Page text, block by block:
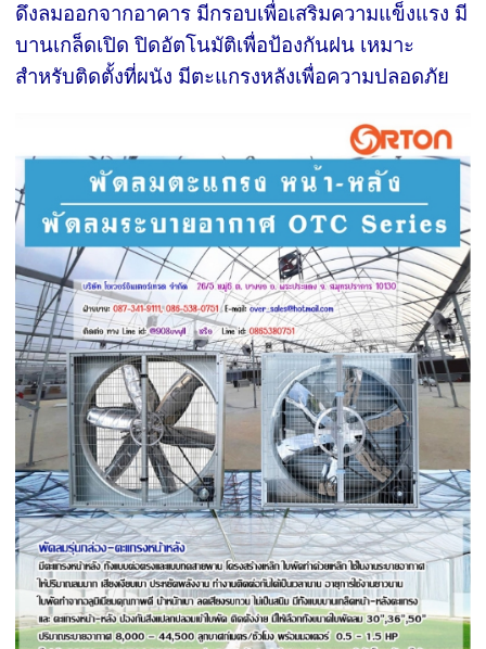
ดึงลมออกจากอาคาร มีกรอบเพื่อเสริมความแข็งแรง มี
บานเกล็ดเปิด ปิดอัตโนมัติเพื่อป้องกันฝน เหมาะ
สำหรับติดตั้งที่ผนัง มีตะแกรงหลังเพื่อความปลอดภัย